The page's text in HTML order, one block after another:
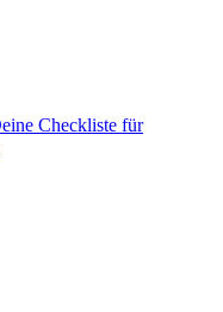
Checkliste für